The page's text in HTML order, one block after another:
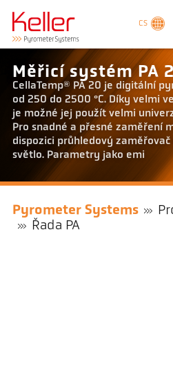
CS
Měřicí systém PA
CellaTemp® PA 20 je digitální
od 250 do 2500 °C. Díky velmi
je možné jej použít velmi
Pro snadné a přesné zaměření
dispozici průhledový
světlo. Parametry jako emi
Pyrometer Systems
Řada PA